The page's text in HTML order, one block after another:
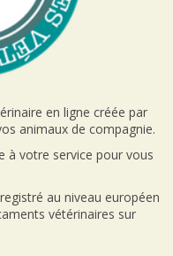
en ligne créée par
animaux de compagnie.
à votre service pour vous
au niveau européen
vétérinaires sur